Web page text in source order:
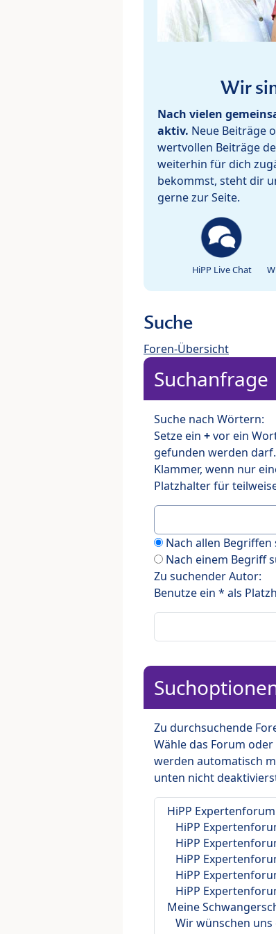
Wir
Nach vielen
aktiv. Neue Beiträge
wertvollen Beiträge
weiterhin für dich
bekommst, steht dir
gerne zur Seite.
HiPP Live Chat
Suche
Foren-Übersicht
Suchanfrage
Suche nach Wörtern:
Setze ein +vor ein
gefunden werden
Klammer, wenn nur
Platzhalter für
Nach allen
Nach einem Begriff
Zu suchender Autor:
Benutze ein * als
Zu durchsuchende
Wähle das Forum
werden automatisch
unten nicht